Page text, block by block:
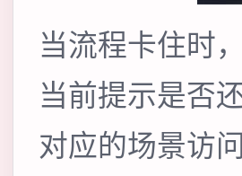
当流程卡住时
当前提示是否
对应的场景访